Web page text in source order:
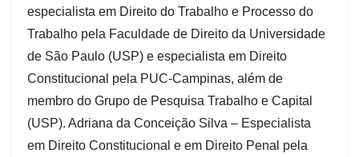
especialista em Direito do Trabalho e Processo do
Trabalho pela Faculdade de Direito da Universidade
de São Paulo (USP) e especialista em Direito
Constitucional pela PUC-Campinas, além de
membro do Grupo de Pesquisa Trabalho e Capital
(USP). Adriana da Conceição Silva – Especialista
em Direito Constitucional e em Direito Penal pela